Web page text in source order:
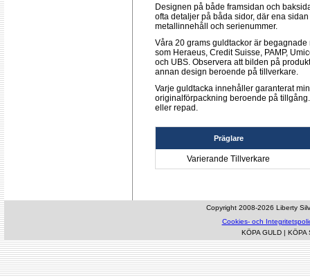
Designen på både framsidan och
ofta detaljer på båda sidor, där ena
metallinnehåll och serienummer.
Våra 20 grams guldtackor är
som Heraeus, Credit Suisse, PAMP,
och UBS. Observera att bilden på
annan design beroende på tillverkare.
Varje guldtacka innehåller garanterat
originalförpackning beroende på
eller repad.
Präglare
Varierande Tillverkare
Copyright 2008-2026 Liberty
Cookies- och
KÖPA GULD| KÖPA